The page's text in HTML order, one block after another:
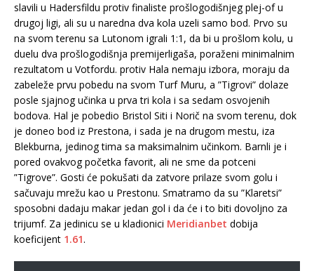
slavili u Hadersfildu protiv finaliste prošlogodišnjeg plej-of u
drugoj ligi, ali su u naredna dva kola uzeli samo bod. Prvo su
na svom terenu sa Lutonom igrali 1:1, da bi u prošlom kolu, u
duelu dva prošlogodišnja premijerligaša, poraženi minimalnim
rezultatom u Votfordu. protiv Hala nemaju izbora, moraju da
zabeleže prvu pobedu na svom Turf Muru, a ”Tigrovi” dolaze
posle sjajnog učinka u prva tri kola i sa sedam osvojenih
bodova. Hal je pobedio Bristol Siti i Norič na svom terenu, dok
je doneo bod iz Prestona, i sada je na drugom mestu, iza
Blekburna, jedinog tima sa maksimalnim učinkom. Barnli je i
pored ovakvog početka favorit, ali ne sme da potceni
”Tigrove”. Gosti će pokušati da zatvore prilaze svom golu i
sačuvaju mrežu kao u Prestonu. Smatramo da su ”Klaretsi”
sposobni dadaju makar jedan gol i da će i to biti dovoljno za
trijumf. Za jedinicu se u kladionici Meridianbet dobija
koeficijent 1.61.